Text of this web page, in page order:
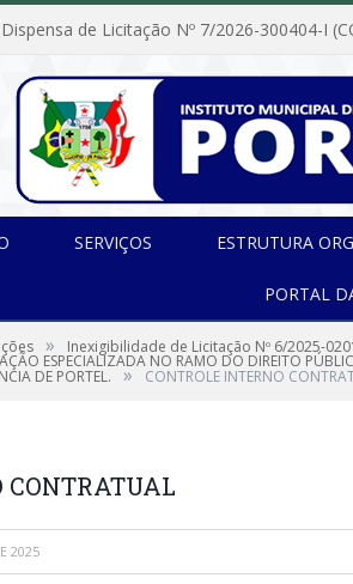
SERVIÇOS ESTRUTURA
PORTAL
» Inexigibilidade de Licitação Nº 6/2025-
ESPECIALIZADA NO RAMO DO DIREITO
DE PORTEL. » CONTROLE INTERNO
CONTRATUAL
2025